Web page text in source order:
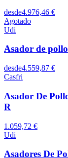
desde4.976,46 €
Agotado
Udi
Asador de pollo
desde4.559,87 €
Casfri
Asador De
R
1.059,72 €
Udi
Asadores De